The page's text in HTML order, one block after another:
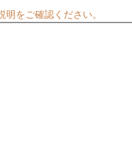
をご確認ください。